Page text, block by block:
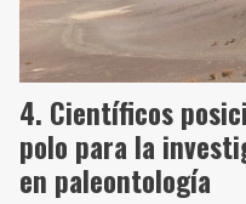
Científicos
polo para la
en paleontología